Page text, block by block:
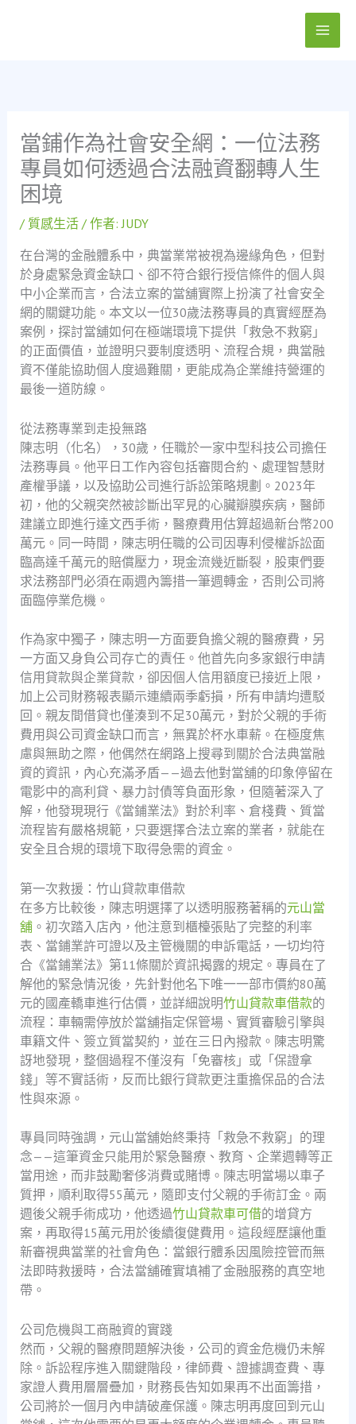
當鋪作為社會安全網：一位法務
專員如何透過合法融資翻轉人生
困境
/ 質感生活/ 作者:JUDY
在台灣的金融體系中，典當業常被視為邊緣角色，但對
於身處緊急資金缺口、卻不符合銀行授信條件的個人與
中小企業而言，合法立案的當舖實際上扮演了社會安全
網的關鍵功能。本文以一位30歲法務專員的真實經歷為
案例，探討當舖如何在極端環境下提供「救急不救窮」
的正面價值，並證明只要制度透明、流程合規，典當融
資不僅能協助個人度過難關，更能成為企業維持營運的
最後一道防線。
從法務專業到走投無路
陳志明（化名），30歲，任職於一家中型科技公司擔任
法務專員。他平日工作內容包括審閱合約、處理智慧財
產權爭議，以及協助公司進行訴訟策略規劃。2023年
初，他的父親突然被診斷出罕見的心臟瓣膜疾病，醫師
建議立即進行達文西手術，醫療費用估算超過新台幣200
萬元。同一時間，陳志明任職的公司因專利侵權訴訟面
臨高達千萬元的賠償壓力，現金流幾近斷裂，股東們要
求法務部門必須在兩週內籌措一筆週轉金，否則公司將
面臨停業危機。
作為家中獨子，陳志明一方面要負擔父親的醫療費，另
一方面又身負公司存亡的責任。他首先向多家銀行申請
信用貸款與企業貸款，卻因個人信用額度已接近上限，
加上公司財務報表顯示連續兩季虧損，所有申請均遭駁
回。親友間借貸也僅湊到不足30萬元，對於父親的手術
費用與公司資金缺口而言，無異於杯水車薪。在極度焦
慮與無助之際，他偶然在網路上搜尋到關於合法典當融
資的資訊，內心充滿矛盾——過去他對當舖的印象停留在
電影中的高利貸、暴力討債等負面形象，但隨著深入了
解，他發現現行《當鋪業法》對於利率、倉棧費、質當
流程皆有嚴格規範，只要選擇合法立案的業者，就能在
安全且合規的環境下取得急需的資金。
第一次救援：竹山貸款車借款
在多方比較後，陳志明選擇了以透明服務著稱的元山當
舖。初次踏入店內，他注意到櫃檯張貼了完整的利率
表、當鋪業許可證以及主管機關的申訴電話，一切均符
合《當鋪業法》第11條關於資訊揭露的規定。專員在了
解他的緊急情況後，先針對他名下唯一一部市價約80萬
元的國產轎車進行估價，並詳細說明竹山貸款車借款的
流程：車輛需停放於當舖指定保管場、實質審驗引擎與
車籍文件、簽立質當契約，並在三日內撥款。陳志明驚
訝地發現，整個過程不僅沒有「免審核」或「保證拿
錢」等不實話術，反而比銀行貸款更注重擔保品的合法
性與來源。
專員同時強調，元山當舖始終秉持「救急不救窮」的理
念——這筆資金只能用於緊急醫療、教育、企業週轉等正
當用途，而非鼓勵奢侈消費或賭博。陳志明當場以車子
質押，順利取得55萬元，隨即支付父親的手術訂金。兩
週後父親手術成功，他透過竹山貸款車可借的增貸方
案，再取得15萬元用於後續復健費用。這段經歷讓他重
新審視典當業的社會角色：當銀行體系因風險控管而無
法即時救援時，合法當舖確實填補了金融服務的真空地
帶。
公司危機與工商融資的實踐
然而，父親的醫療問題解決後，公司的資金危機仍未解
除。訴訟程序進入關鍵階段，律師費、證據調查費、專
家證人費用層層疊加，財務長告知如果再不出面籌措，
公司將於一個月內申請破產保護。陳志明再度回到元山